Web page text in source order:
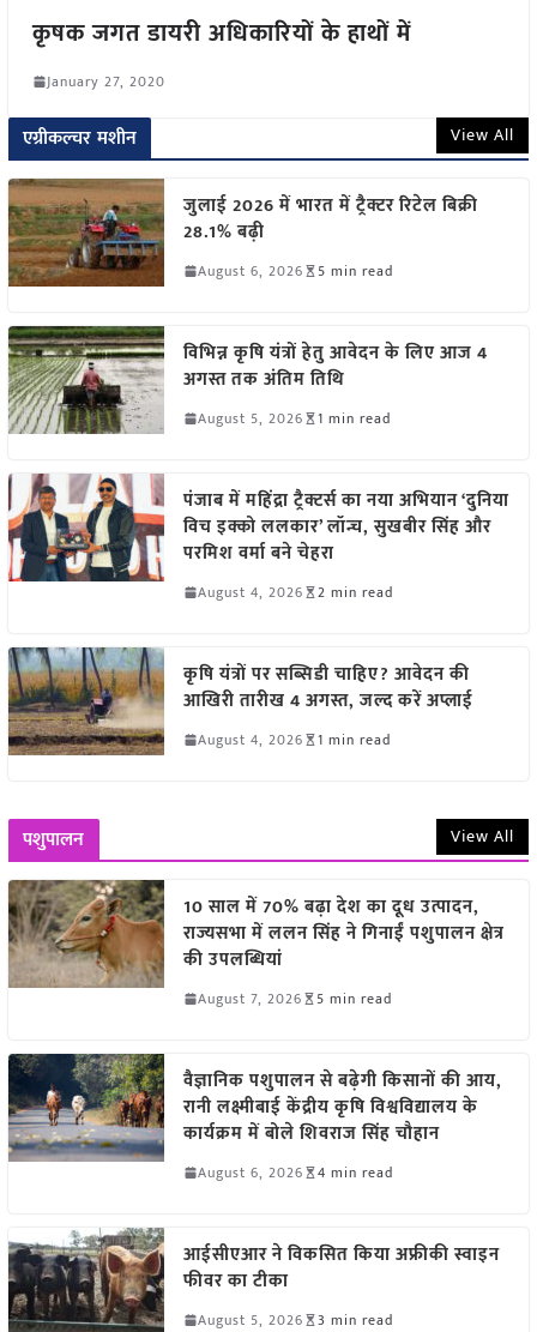
कृषक जगत डायरी अधिकारियों के हाथों में
January 27, 2020
एग्रीकल्चर मशीन View All
जुलाई 2026 में भारत में ट्रैक्टर रिटेल बिक्री
28.1% बढ़ी
August 6, 2026 5 min read
विभिन्न कृषि यंत्रों हेतु आवेदन के लिए आज 4
अगस्त तक अंतिम तिथि
August 5, 2026 1 min read
पंजाब में महिंद्रा ट्रैक्टर्स का नया अभियान ‘दुनिया
विच इक्को ललकार’ लॉन्च, सुखबीर सिंह और
परमिश वर्मा बने चेहरा
August 4, 2026 2 min read
कृषि यंत्रों पर सब्सिडी चाहिए? आवेदन की
आखिरी तारीख 4 अगस्त, जल्द करें अप्लाई
August 4, 2026 1 min read
पशुपालन View All
10 साल में 70% बढ़ा देश का दूध उत्पादन,
राज्यसभा में ललन सिंह ने गिनाईं पशुपालन क्षेत्र
की उपलब्धियां
August 7, 2026 5 min read
वैज्ञानिक पशुपालन से बढ़ेगी किसानों की आय,
रानी लक्ष्मीबाई केंद्रीय कृषि विश्वविद्यालय के
कार्यक्रम में बोले शिवराज सिंह चौहान
August 6, 2026 4 min read
आईसीएआर ने विकसित किया अफ्रीकी स्वाइन
फीवर का टीका
August 5, 2026 3 min read